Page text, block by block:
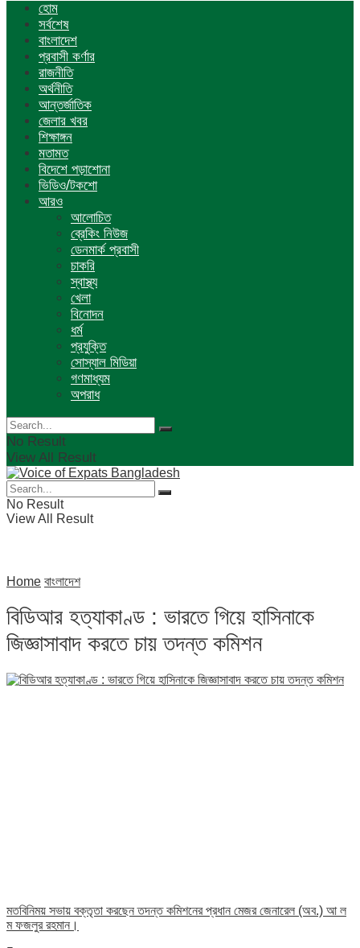
হোম
সর্বশেষ
বাংলাদেশ
প্রবাসী কর্ণার
রাজনীতি
অর্থনীতি
আন্তর্জাতিক
জেলার খবর
শিক্ষাঙ্গন
মতামত
বিদেশে পড়াশোনা
ভিডিও/টকশো
আরও
আলোচিত
ব্রেকিং নিউজ
ডেনমার্ক প্রবাসী
চাকরি
স্বাস্থ্য
খেলা
বিনোদন
ধর্ম
প্রযুক্তি
সোস্যাল মিডিয়া
গণমাধ্যম
অপরাধ
No Result
View All Result
No Result
View All Result
Home বাংলাদেশ
বিডিআর হত্যাকাণ্ড : ভারতে গিয়ে হাসিনাকে
জিজ্ঞাসাবাদ করতে চায় তদন্ত কমিশন
মতবিনিময় সভায় বক্তৃতা করছেন তদন্ত কমিশনের প্রধান মেজর জেনারেল (অব.) আ ল
ম ফজলুর রহমান।